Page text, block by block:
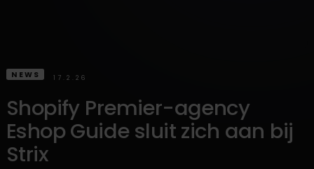
NEWS 17.2.26
Shopify Premier-agency
Eshop Guide sluit zich aan bij
Strix